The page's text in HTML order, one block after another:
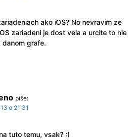
ako iOS? No nevravim ze
zariadeni je dost vela a urcite to nie
grafe.
píše:
o 21:31
tuto temu, vsak? :)